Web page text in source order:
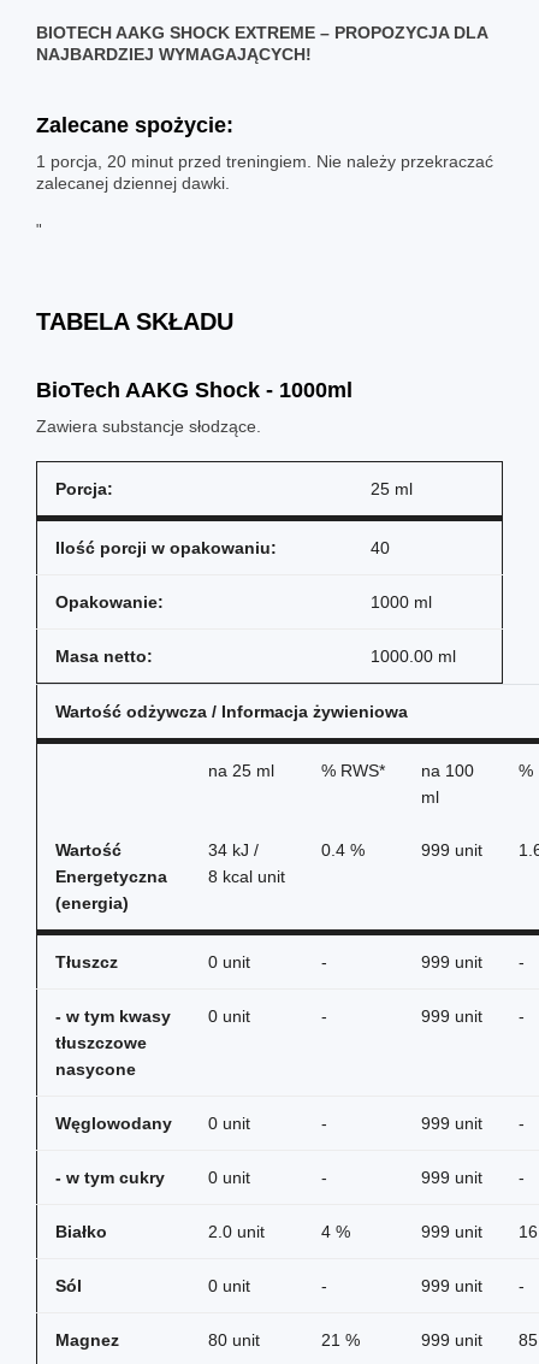
BIOTECH AAKG SHOCK EXTREME – PROPOZYCJA DLA
NAJBARDZIEJ WYMAGAJĄCYCH!
Zalecane spożycie:
1 porcja, 20 minut przed treningiem. Nie należy przekraczać
zalecanej dziennej dawki.
"
TABELA SKŁADU
BioTech AAKG Shock - 1000ml
Zawiera substancje słodzące.
Porcja: 25 ml
Ilość porcji w opakowaniu: 40
Opakowanie: 1000 ml
Masa netto: 1000.00 ml
Wartość odżywcza / Informacja żywieniowa
na 25 ml % RWS* na 100
ml
%
Wartość
Energetyczna
(energia)
34 kJ /
8 kcal unit
0.4 % 999 unit
Tłuszcz 0 unit - 999 unit -
- w tym kwasy
tłuszczowe
nasycone
0 unit - 999 unit -
Węglowodany 0 unit - 999 unit -
- w tym cukry 0 unit - 999 unit -
Białko 2.0 unit 4 % 999 unit
Sól 0 unit - 999 unit -
Magnez 80 unit 21 % 999 unit